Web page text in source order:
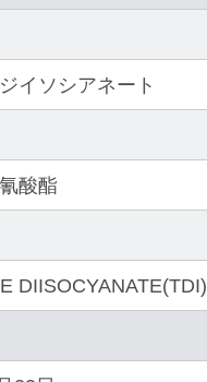
イソシアネート
酸酯
DIISOCYANATE(TDI)